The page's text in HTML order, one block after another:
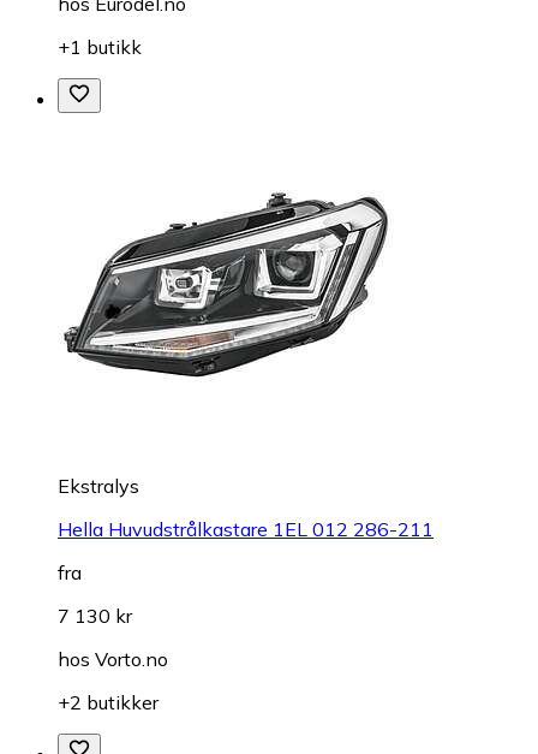
+1 butikk
Ekstralys
Hella Huvudstrålkastare 1EL 012 286-211
fra
7 130 kr
hos Vorto.no
+2 butikker